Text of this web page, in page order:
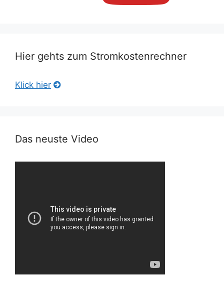
Hier gehts zum Stromkostenrechner
Klick hier
Das neuste Video